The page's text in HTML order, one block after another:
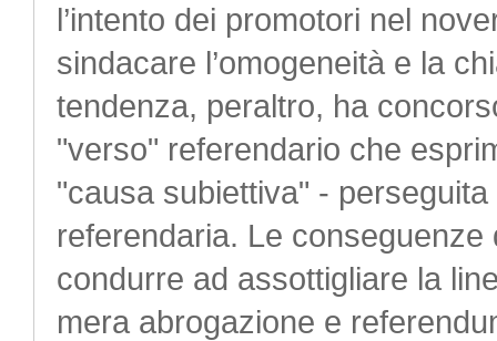
l’intento dei promotori nel
sindacare l’omogeneità e la
tendenza, peraltro, ha
"verso" referendario che
"causa subiettiva" -
referendaria. Le
condurre ad assottigliare la
mera abrogazione e